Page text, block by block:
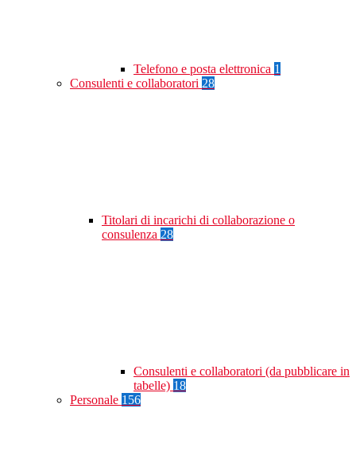
Telefono e posta elettronica 1
Consulenti e collaboratori 28
Titolari di incarichi di collaborazione o
consulenza 28
Consulenti e collaboratori (da pubblicare in
tabelle) 18
Personale 156